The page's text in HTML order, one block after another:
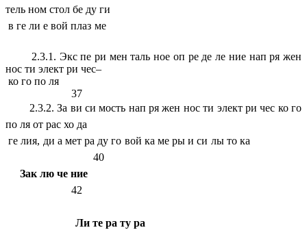
тель ном стол бе ду ги
в ге ли е вой плаз ме
2.3.1. Экс пе ри мен таль ное оп ре де ле ние нап ря жен
нос ти элект ри чес–
ко го по ля
37
2.3.2. За ви си мость нап ря жен нос ти элект ри чес ко го
по ля от рас хо да
ге лия, ди а мет ра ду го вой ка ме ры и си лы то ка
40
Зак лю че ние
42
Ли те ра ту ра